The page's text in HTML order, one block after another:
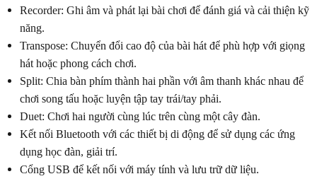
Recorder: Ghi âm và phát lại bài chơi để đánh giá và cải thiện kỹ
năng.
Transpose: Chuyển đổi cao độ của bài hát để phù hợp với giọng
hát hoặc phong cách chơi.
Split: Chia bàn phím thành hai phần với âm thanh khác nhau để
chơi song tấu hoặc luyện tập tay trái/tay phải.
Duet: Chơi hai người cùng lúc trên cùng một cây đàn.
Kết nối Bluetooth với các thiết bị di động để sử dụng các ứng
dụng học đàn, giải trí.
Cổng USB để kết nối với máy tính và lưu trữ dữ liệu.